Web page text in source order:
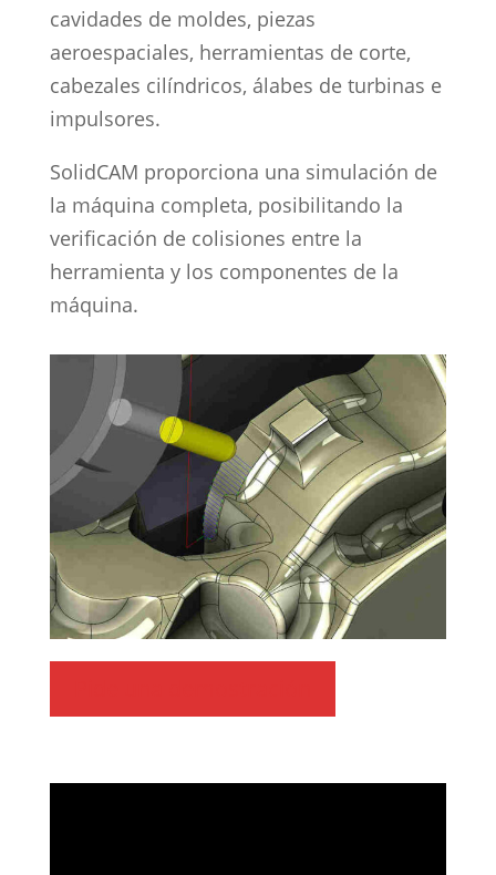
cavidades de moldes, piezas
aeroespaciales, herramientas de corte,
cabezales cilíndricos, álabes de turbinas e
impulsores.
SolidCAM proporciona una simulación de
la máquina completa, posibilitando la
verificación de colisiones entre la
herramienta y los componentes de la
máquina.